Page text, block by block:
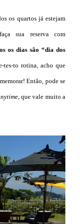
os quartos já estejam
sua reserva com
os dias são “dia dos
tes-to rotina, acho que
Então, pode se
, que vale muito a